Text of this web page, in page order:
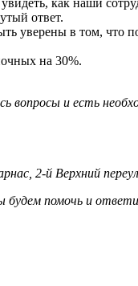
как наши
ответ.
уверены в том, что
на 30%.
вопросы и есть
2-й Верхний
помочь и